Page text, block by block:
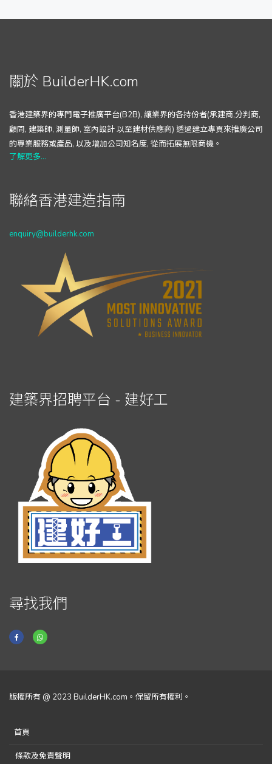
關於 BuilderHK.com
香港建築界的專門電子推廣平台(B2B), 讓業界的各持份者(承建商,分判商,
顧問, 建築師, 測量師, 室內設計 以至建材供應商) 透過建立專頁來推廣公司
的專業服務或產品, 以及增加公司知名度, 從而拓展無限商機。
了解更多...
聯絡香港建造指南
enquiry@builderhk.com
建築界招聘平台 - 建好工
尋找我們
版權所有 @ 2023 BuilderHK.com。保留所有權利。
首頁
條款及免責聲明